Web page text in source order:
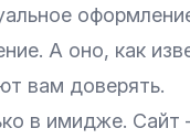
А оно, как
вам доверять.
в имидже.